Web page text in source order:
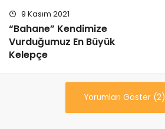
9 Kasım 2021
“Bahane” Kendimize
Vurduğumuz En Büyük
Kelepçe
Yorumları Göster (2)